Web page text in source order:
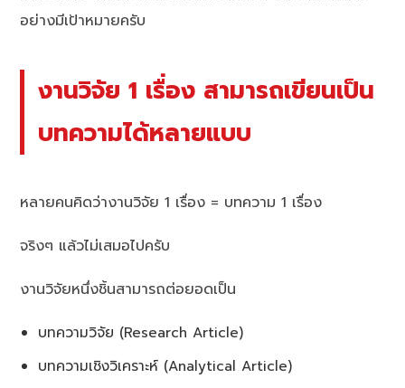
อย่างมีเป้าหมายครับ
งานวิจัย 1 เรื่อง สามารถเขียนเป็น
บทความได้หลายแบบ
หลายคนคิดว่างานวิจัย 1 เรื่อง = บทความ 1 เรื่อง
จริงๆ แล้วไม่เสมอไปครับ
งานวิจัยหนึ่งชิ้นสามารถต่อยอดเป็น
บทความวิจัย (Research Article)
บทความเชิงวิเคราะห์ (Analytical Article)